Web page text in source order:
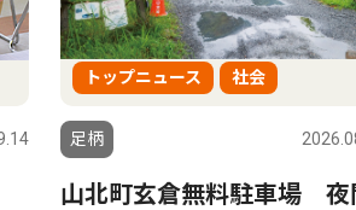
トップニュース 社会
足柄
山北町玄倉無料駐車場 夜